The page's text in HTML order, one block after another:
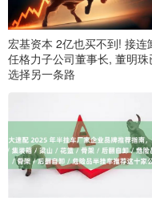
宏基资本 2亿也买不到! 接连
任格力子公司董事长, 董明珠
选择另一条路